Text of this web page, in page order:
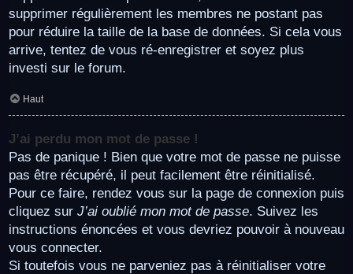
supprimer régulièrement les membres ne postant pas
pour réduire la taille de la base de données. Si cela vous
arrive, tentez de vous ré-enregistrer et soyez plus
investi sur le forum.
Haut
J’ai perdu mon mot de passe !
Pas de panique ! Bien que votre mot de passe ne puisse
pas être récupéré, il peut facilement être réinitialisé.
Pour ce faire, rendez vous sur la page de connexion puis
cliquez sur J’ai oublié mon mot de passe. Suivez les
instructions énoncées et vous devriez pouvoir à nouveau
vous connecter.
Si toutefois vous ne parveniez pas à réinitialiser votre